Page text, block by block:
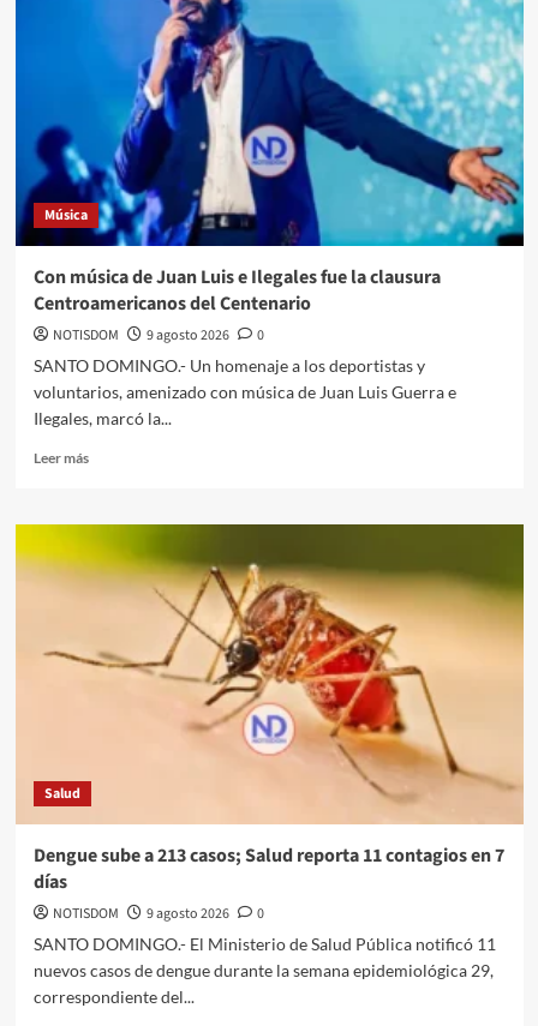
Música
Con música de Juan Luis e Ilegales fue la clausura
Centroamericanos del Centenario
NOTISDOM 9 agosto 2026
0
SANTO DOMINGO.- Un homenaje a los deportistas y
voluntarios, amenizado con música de Juan Luis Guerra e
Ilegales, marcó la...
Leer más
Salud
Dengue sube a 213 casos; Salud reporta 11 contagios en 7
días
NOTISDOM 9 agosto 2026
0
SANTO DOMINGO.- El Ministerio de Salud Pública notificó 11
nuevos casos de dengue durante la semana epidemiológica 29,
correspondiente del...